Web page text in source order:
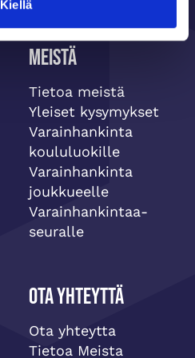
Kiellä
Meistä
Tietoa meistä
Yleiset kysymykset
Varainhankinta
koululuokille
Varainhankinta
joukkueelle
Varainhankintaa-
seuralle
Ota yhteyttä
Ota yhteytta
Tietoa Meista